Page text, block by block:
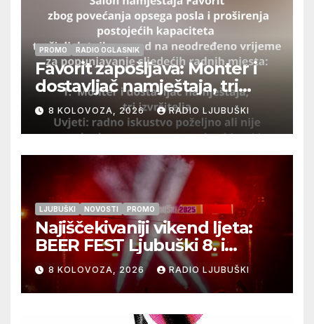
PROMO RADIO OGLASNIK
Favorit zapošljava: Monter i
dostavljač namještaja, tri
izvršitelja
8 KOLOVOZA, 2026 RADIO LJUBUŠKI
LJUBUŠKI NOVOSTI PROMO
Najiščekivaniji vikend ljeta:
BEER FEST Ljubuški 8. i
9.kolovoza
8 KOLOVOZA, 2026 RADIO LJUBUŠKI